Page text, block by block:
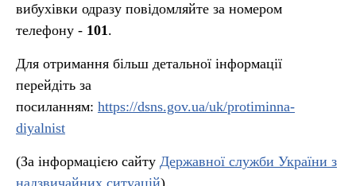
вибухівки одразу повідомляйте за номером
телефону - 101.
Для отримання більш детальної інформації
перейдіть за
посиланням: https://dsns.gov.ua/uk/protiminna-
diyalnist
(За інформацією сайту Державної служби України з
надзвичайних ситуацій).